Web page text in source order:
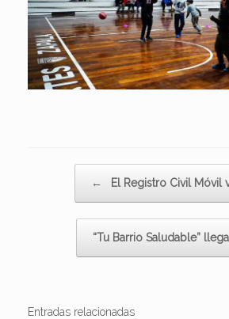
← El Registro Civil Móvil
“Tu Barrio Saludable”
Entradas relacionadas